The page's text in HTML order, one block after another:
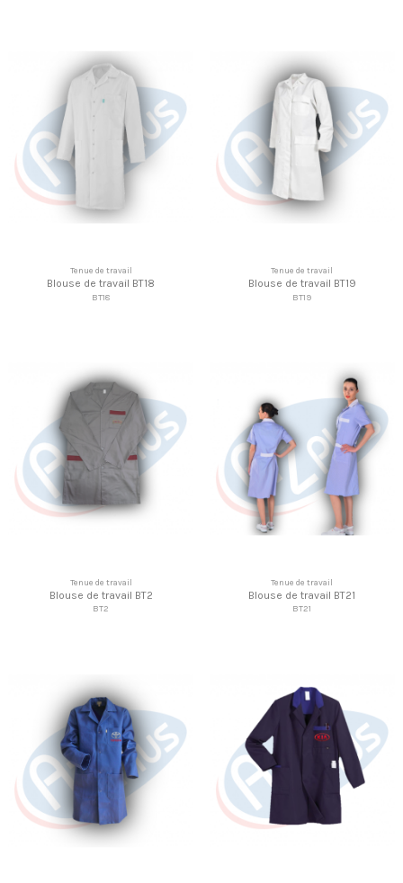
Tenue de travail
Blouse de travail BT18
BT18
Tenue de travail
Blouse de travail BT19
BT19
Tenue de travail
Blouse de travail BT2
BT2
Tenue de travail
Blouse de travail BT21
BT21